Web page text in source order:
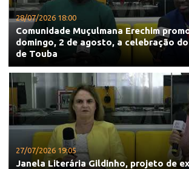
28/07/2026 18:00
Comunidade Muçulmana Erechim
domingo, 2 de agosto, a celebração
de Touba
27/07/2026 19:05
Janela Literária Gildinho, projeto de